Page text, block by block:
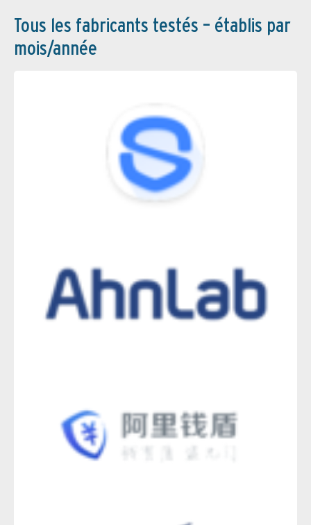
Tous les fabricants testés – établis par
mois/année